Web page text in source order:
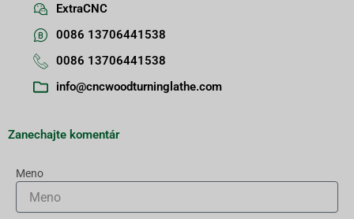
ExtraCNC
0086 13706441538
0086 13706441538
info@cncwoodturninglathe.com
Zanechajte komentár
Meno